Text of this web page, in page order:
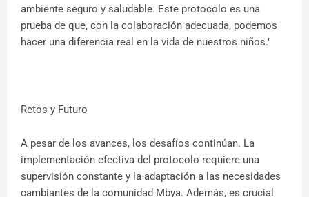
ambiente seguro y saludable. Este protocolo es una
prueba de que, con la colaboración adecuada, podemos
hacer una diferencia real en la vida de nuestros niños."
Retos y Futuro
A pesar de los avances, los desafíos continúan. La
implementación efectiva del protocolo requiere una
supervisión constante y la adaptación a las necesidades
cambiantes de la comunidad Mbya. Además, es crucial